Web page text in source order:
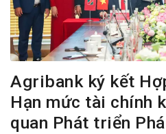
Agribank ký kết
Hạn mức tài chính
quan Phát triển